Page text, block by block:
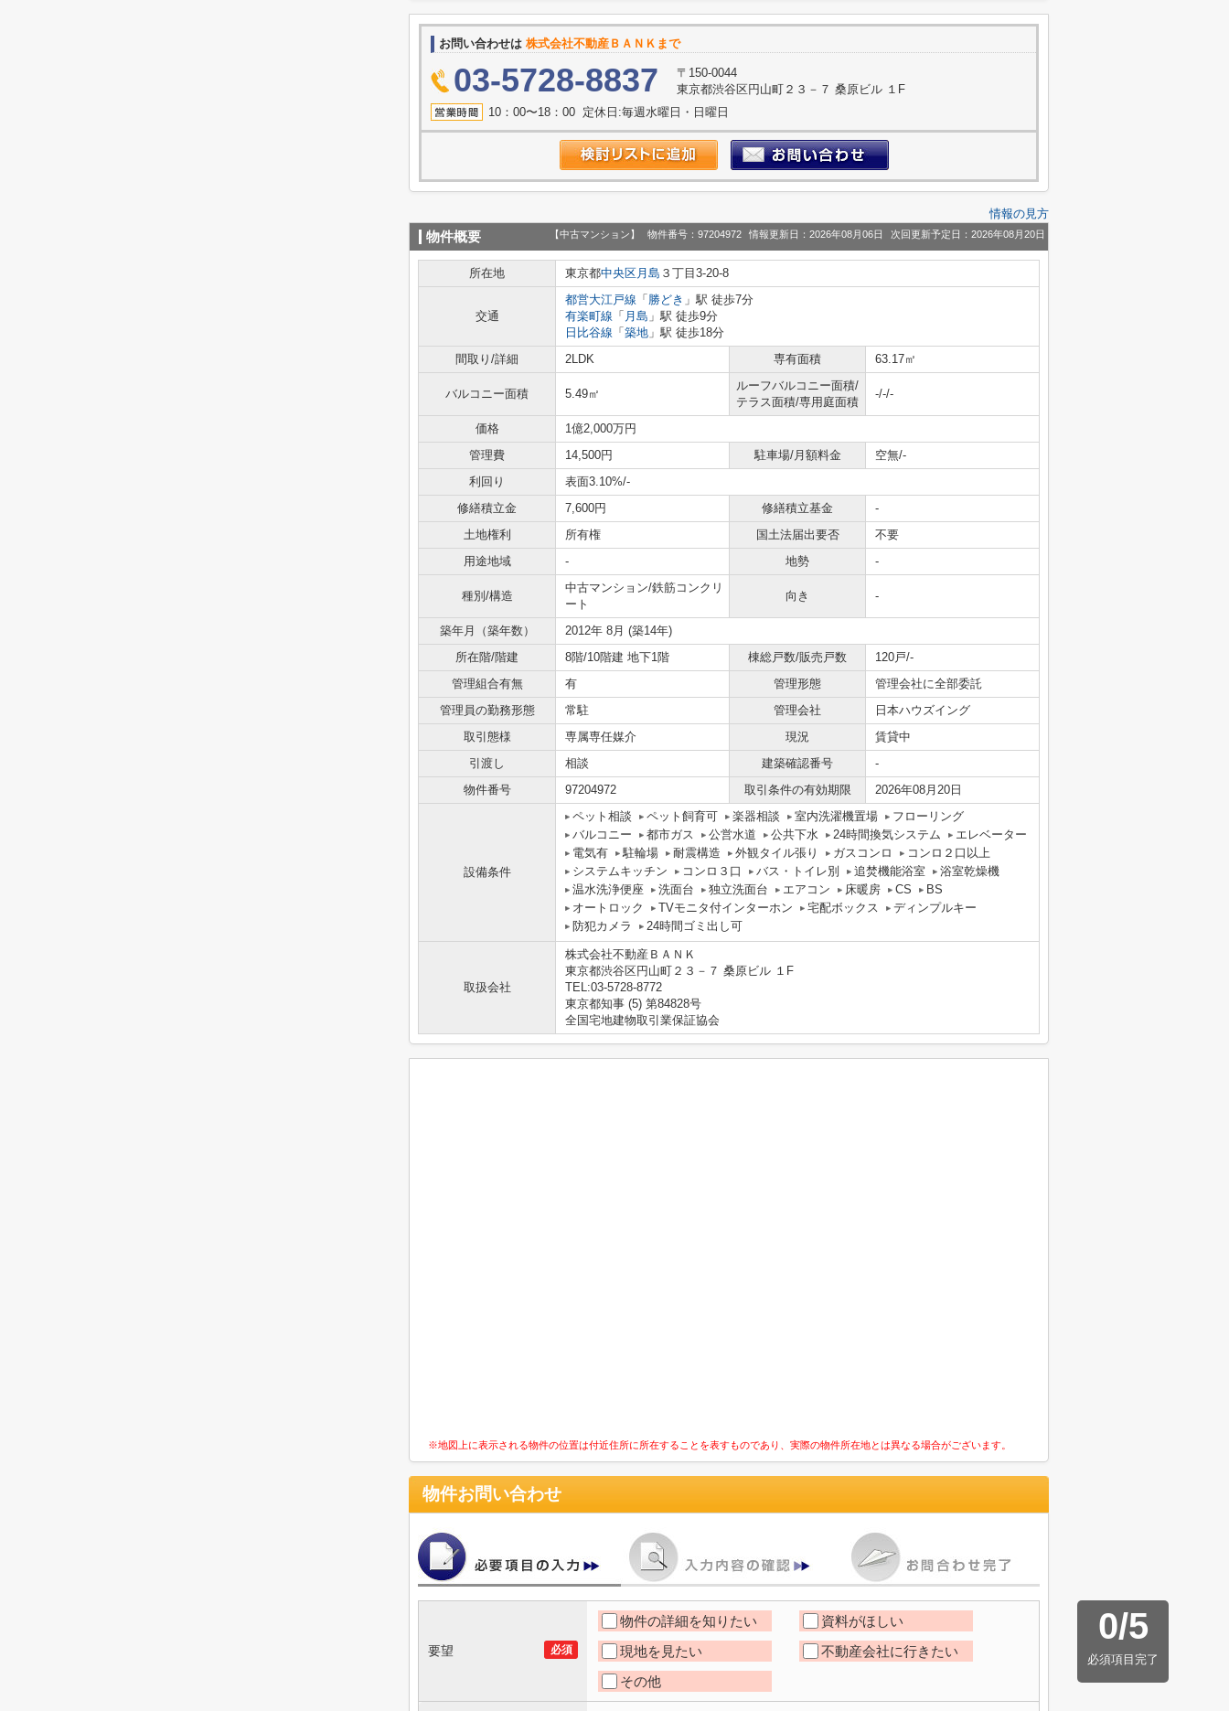
お問い合わせは 株式会社不動産ＢＡＮＫまで
03-5728-8837
〒150-0044
東京都渋谷区円山町２３－７ 桑原ビル １F
10：00〜18：00 定休日:毎週水曜日・日曜日
情報の見方
物件概要 【中古マンション】 物件番号：97204972 情報更新日：2026年08月06日 次回更新予定日：2026年08月20日
所在地 東京都中央区月島 ３丁目3-20-8
交通
都営大江戸線 「 勝どき 」駅 徒歩7分
有楽町線 「 月島 」駅 徒歩9分
日比谷線 「 築地 」駅 徒歩18分
間取り/詳細
2LDK 専有面積 63.17㎡
バルコニー面積 5.49㎡
ルーフバルコニー面積/
テラス面積/専用庭面積
-/-/-
価格
1億2,000万円
管理費
14,500円 駐車場/月額料金
空無/-
利回り
表面3.10%/-
修繕積立金
7,600円 修繕積立基金
-
土地権利
所有権 国土法届出要否
不要
用途地域
- 地勢 -
種別/構造
中古マンション/鉄筋コンクリ
ート
向き -
築年月（築年数）
2012年 8月 (築14年)
所在階/階建
8階/10階建 地下1階 棟総戸数/販売戸数
120戸/-
管理組合有無
有 管理形態
管理会社に全部委託
管理員の勤務形態
常駐 管理会社
日本ハウズイング
取引態様
専属専任媒介 現況
賃貸中
引渡し
相談 建築確認番号
-
物件番号
97204972 取引条件の有効期限 2026年08月20日
設備条件
ペット相談 ペット飼育可 楽器相談 室内洗濯機置場
フローリング
バルコニー
都市ガス 公営水道 公共下水 24時間換気システム
エレベーター
電気有
駐輪場 耐震構造 外観タイル張り ガスコンロ
コンロ２口以上
システムキッチン
コンロ３口 バス・トイレ別 追焚機能浴室
浴室乾燥機
温水洗浄便座
洗面台 独立洗面台 エアコン 床暖房 CS
BS
オートロック
TVモニタ付インターホン 宅配ボックス
ディンプルキー
防犯カメラ
24時間ゴミ出し可
取扱会社
株式会社不動産ＢＡＮＫ
東京都渋谷区円山町２３－７ 桑原ビル １F
TEL:03-5728-8772
東京都知事 (5) 第84828号
全国宅地建物取引業保証協会
※地図上に表示される物件の位置は付近住所に所在することを表すものであり、実際の物件所在地とは異なる場合がございます。
物件お問い合わせ
0/5
必須項目完了
必須
要望
物件の詳細を知りたい
資料がほしい
現地を見たい
不動産会社に行きたい
その他